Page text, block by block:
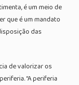
é um meio de
que é um mandato
das
de valorizar os
“A periferia